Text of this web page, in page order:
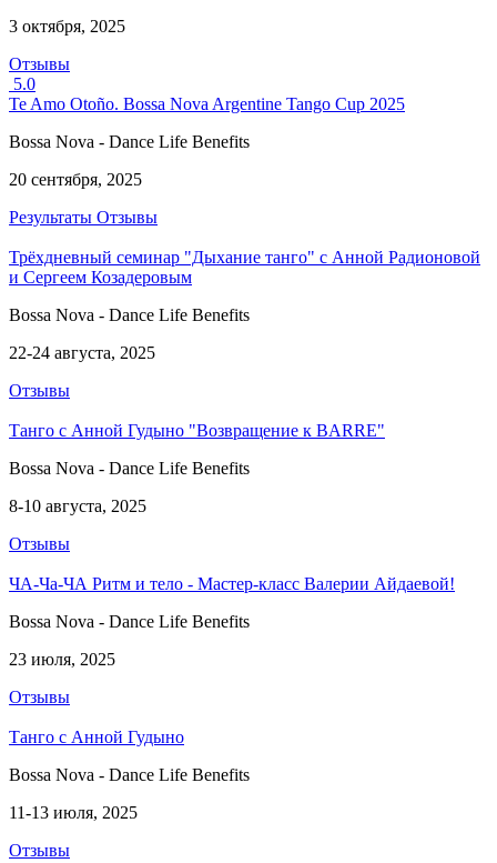
3 октября, 2025
Отзывы
5.0
Te Amo Otoño. Bossa Nova Argentine Tango Cup 2025
Bossa Nova - Dance Life Benefits
20 сентября, 2025
Результаты Отзывы
Трёхдневный семинар "Дыхание танго" с Анной Радионовой
и Сергеем Козадеровым
Bossa Nova - Dance Life Benefits
22-24 августа, 2025
Отзывы
Танго с Анной Гудыно "Возвращение к BARRE"
Bossa Nova - Dance Life Benefits
8-10 августа, 2025
Отзывы
ЧА-Ча-ЧА Ритм и тело - Мастер-класс Валерии Айдаевой!
Bossa Nova - Dance Life Benefits
23 июля, 2025
Отзывы
Танго с Анной Гудыно
Bossa Nova - Dance Life Benefits
11-13 июля, 2025
Отзывы